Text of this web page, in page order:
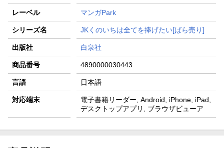
レーベル マンガPark
シリーズ名 JKくのいちは全てを捧げたい[ばら売り]
出版社 白泉社
商品番号 4890000030443
言語 日本語
対応端末
電子書籍リーダー, Android, iPhone, iPad,
デスクトップアプリ, ブラウザビューア